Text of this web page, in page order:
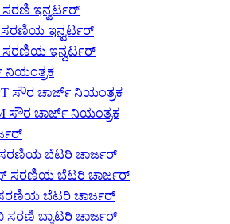
ಸರಣಿ ಇನ್ವರ್ಟರ್
ಸರಣಿಯ ಇನ್ವರ್ಟರ್
ಸರಣಿಯ ಇನ್ವರ್ಟರ್
ಸೌರ ಚಾರ್ಜ್ ನಿಯಂತ್ರಕ
ಸೌರ ಚಾರ್ಜ್ ನಿಯಂತ್ರಕ
ಬೆಟರಿ ಚಾರ್ಜರ್
ಸರಣಿಯ ಬೆಟರಿ ಚಾರ್ಜರ್
ಬೆಟರಿ ಚಾರ್ಜರ್
ಸರಣಿ ಬ್ಯಾಟರಿ ಚಾರ್ಜರ್